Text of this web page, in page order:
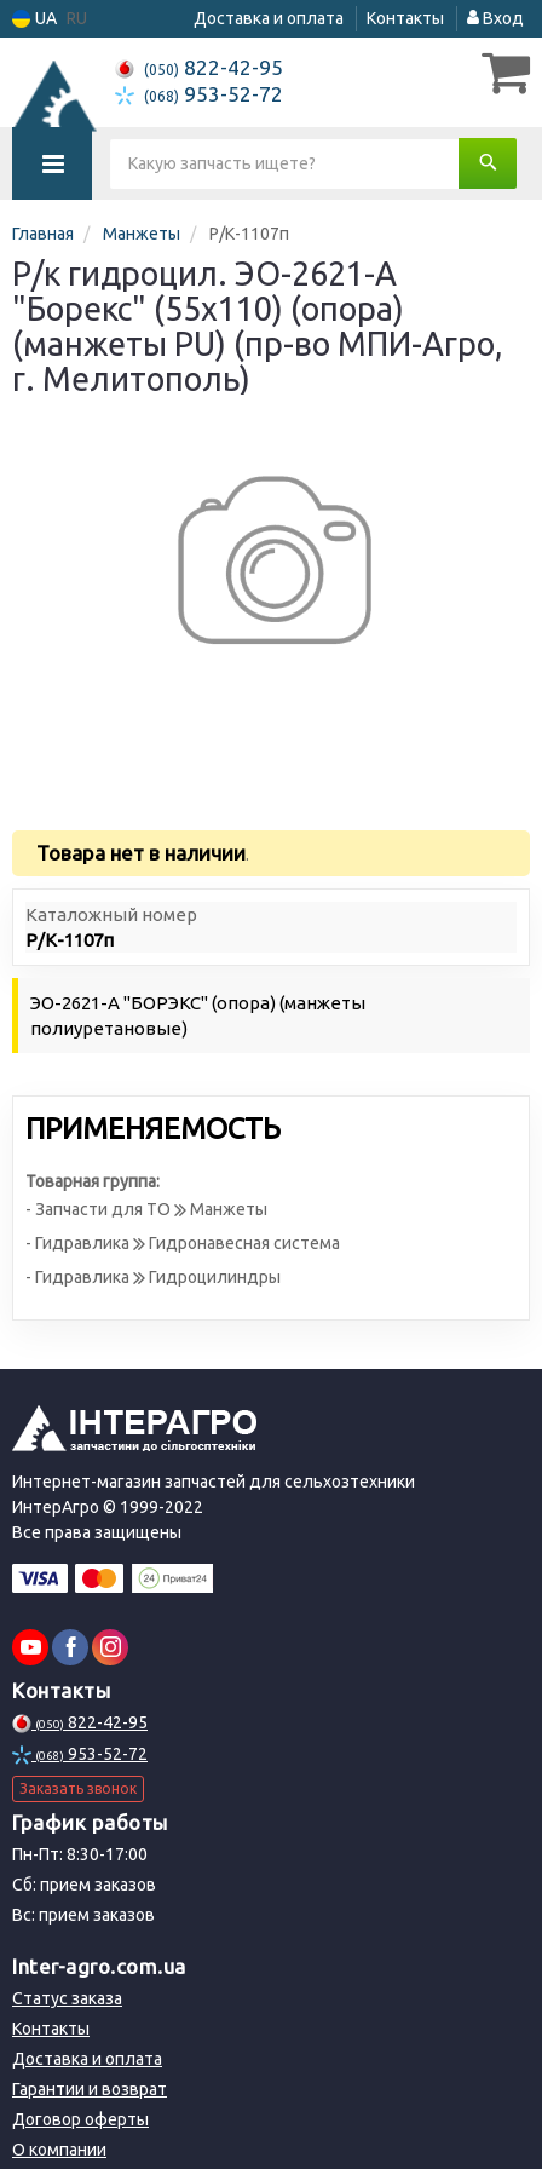
UA RU Доставка и оплата Контакты Вход
(050) 822-42-95
(068) 953-52-72
Главная Манжеты Р/К-1107п
Р/к гидроцил. ЭО-2621-А
"Борекс" (55х110) (опора)
(манжеты PU) (пр-во МПИ-Агро,
г. Мелитополь)
Товара нет в наличии.
Каталожный номер
Р/К-1107п
ЭО-2621-А "БОРЭКС" (опора) (манжеты
полиуретановые)
ПРИМЕНЯЕМОСТЬ
Товарная группа:
- Запчасти для ТО
Манжеты
- Гидравлика
Гидронавесная система
- Гидравлика
Гидроцилиндры
Интернет-магазин запчастей для сельхозтехники
ИнтерАгро © 1999-2022
Все права защищены
Контакты
(050) 822-42-95
(068) 953-52-72
Заказать звонок
График работы
Пн-Пт: 8:30-17:00
Сб: прием заказов
Вс: прием заказов
Inter-agro.com.ua
Статус заказа
Контакты
Доставка и оплата
Гарантии и возврат
Договор оферты
О компании